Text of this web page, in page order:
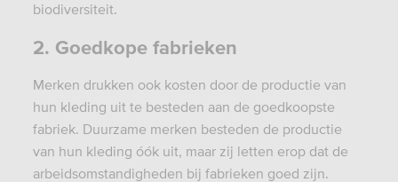
biodiversiteit.
2. Goedkope fabrieken
Merken drukken ook kosten door de productie van
hun kleding uit te besteden aan de goedkoopste
fabriek. Duurzame merken besteden de productie
van hun kleding óók uit, maar zij letten erop dat de
arbeidsomstandigheden bij fabrieken goed zijn.